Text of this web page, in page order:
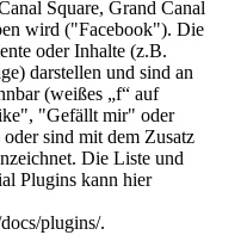
Square, Grand Canal
wird ("Facebook"). Die
oder Inhalte (z.B.
darstellen und sind an
(weißes „f“ auf
"Gefällt mir" oder
sind mit dem Zusatz
Die Liste und
Plugins kann hier
plugins/.